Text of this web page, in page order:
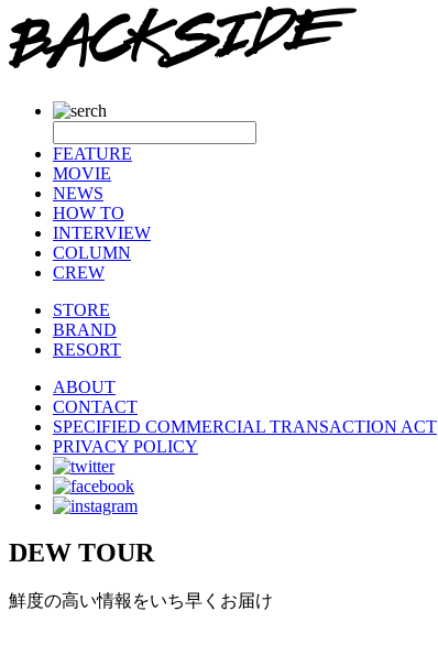
FEATURE
MOVIE
NEWS
HOW TO
INTERVIEW
COLUMN
CREW
STORE
BRAND
RESORT
ABOUT
CONTACT
SPECIFIED COMMERCIAL TRANSACTION ACT
PRIVACY POLICY
DEW TOUR
鮮度の高い情報をいち早くお届け